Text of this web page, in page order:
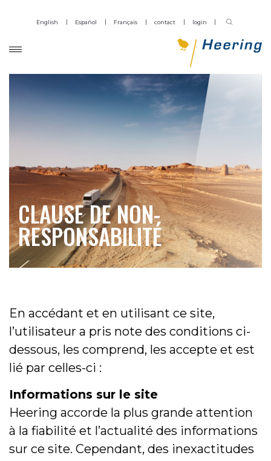
English Español Français contact login
CLAUSE DE NON-
RESPONSABILITÉ
En accédant et en utilisant ce site,
l’utilisateur a pris note des conditions ci-
dessous, les comprend, les accepte et est
lié par celles-ci :
Informations sur le site
Heering accorde la plus grande attention
à la fiabilité et l’actualité des informations
sur ce site. Cependant, des inexactitudes